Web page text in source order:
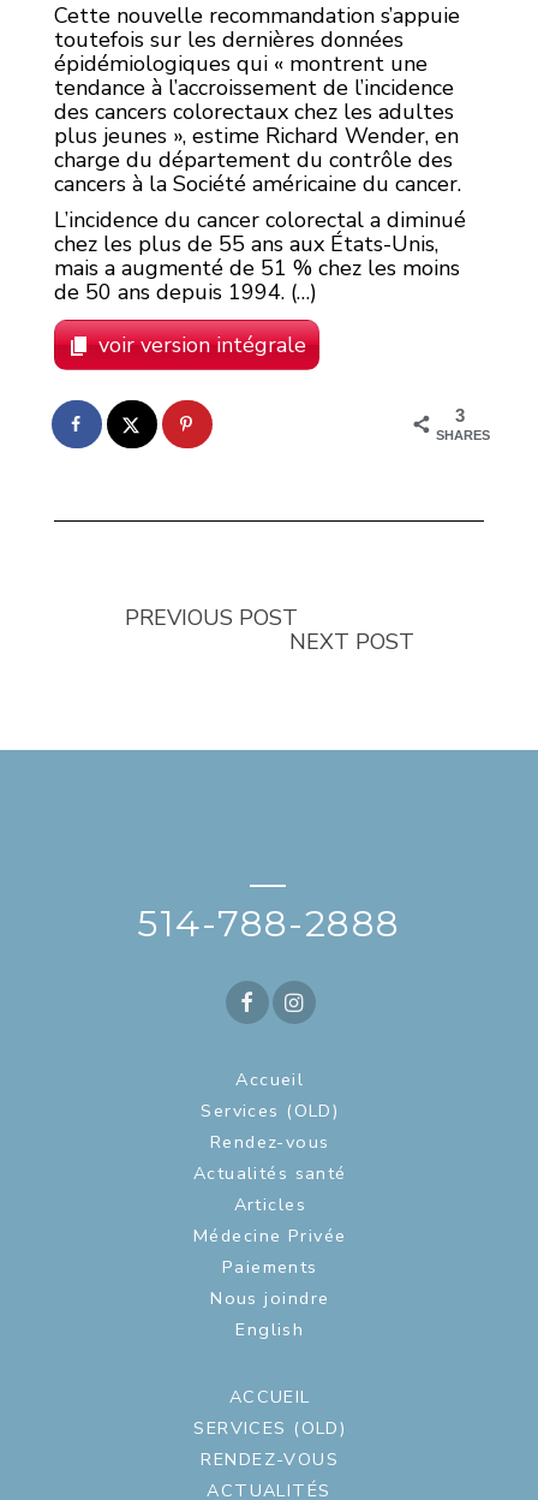
Cette nouvelle recommandation s’appuie
toutefois sur les dernières données
épidémiologiques qui « montrent une
tendance à l’accroissement de l’incidence
des cancers colorectaux chez les adultes
plus jeunes », estime Richard Wender, en
charge du département du contrôle des
cancers à la Société américaine du cancer.
L’incidence du cancer colorectal a diminué
chez les plus de 55 ans aux États-Unis,
mais a augmenté de 51 % chez les moins
de 50 ans depuis 1994. (…)
voir version intégrale
3
SHARES
PREVIOUS POST
NEXT POST
—
514-788-2888
Accueil
Services (OLD)
Rendez-vous
Actualités santé
Articles
Médecine Privée
Paiements
Nous joindre
English
ACCUEIL
SERVICES (OLD)
RENDEZ-VOUS
ACTUALITÉS